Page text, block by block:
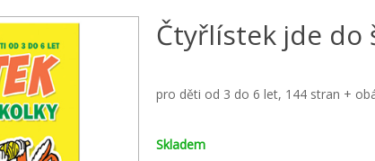
Čtyřlístek jde do
pro děti od 3 do 6 let, 144 stran +
Skladem